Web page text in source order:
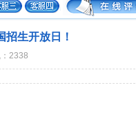
生开放日！
2338